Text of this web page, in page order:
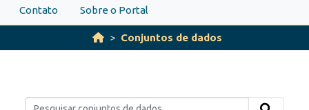
Contato Sobre o Portal
Conjuntos de dados